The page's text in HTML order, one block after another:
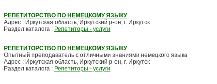
РЕПЕТИТОРСТВО ПО НЕМЕЦКОМУ ЯЗЫКУ
Адрес : Иркутская область, Иркутский р-он, г. Иркутск
Раздел каталога : Репетиторы - услуги
РЕПЕТИТОРСТВО ПО НЕМЕЦКОМУ ЯЗЫКУ
Опытный преподаватель с отличными знаниями немецкого языка
Адрес : Иркутская область, Иркутский р-он, г. Иркутск
Раздел каталога : Репетиторы - услуги